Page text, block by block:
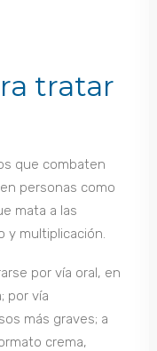
tratar
que combaten
personas como
mata a las
y multiplicación.
por vía oral, en
por vía
más graves; a
crema,